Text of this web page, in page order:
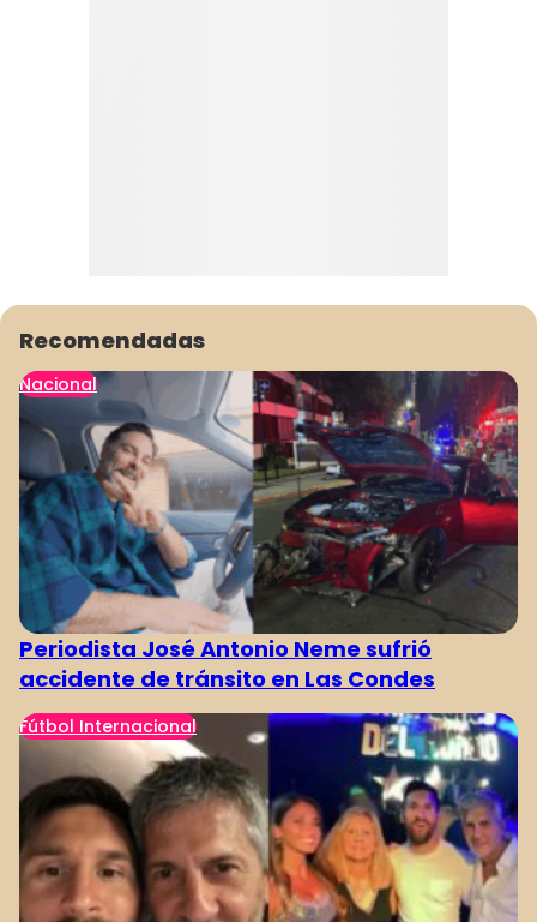
Recomendadas
Nacional
Periodista José Antonio Neme sufrió
accidente de tránsito en Las Condes
Fútbol Internacional